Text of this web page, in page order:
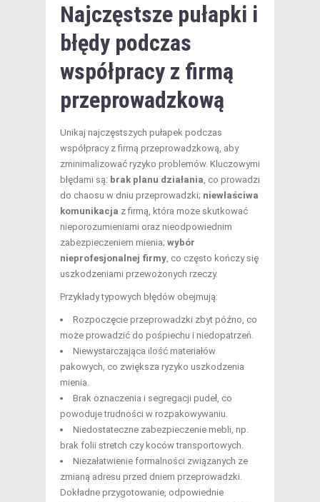
Najczęstsze pułapki i
błędy podczas
współpracy z firmą
przeprowadzkową
Unikaj najczęstszych pułapek podczas
współpracy z firmą przeprowadzkową, aby
zminimalizować ryzyko problemów. Kluczowymi
błędami są: brak planu działania, co prowadzi
do chaosu w dniu przeprowadzki; niewłaściwa
komunikacja z firmą, która może skutkować
nieporozumieniami oraz nieodpowiednim
zabezpieczeniem mienia; wybór
nieprofesjonalnej firmy, co często kończy się
uszkodzeniami przewożonych rzeczy.
Przykłady typowych błędów obejmują:
Rozpoczęcie przeprowadzki zbyt późno, co
może prowadzić do pośpiechu i niedopatrzeń.
Niewystarczająca ilość materiałów
pakowych, co zwiększa ryzyko uszkodzenia
mienia.
Brak oznaczenia i segregacji pudeł, co
powoduje trudności w rozpakowywaniu.
Niedostateczne zabezpieczenie mebli, np.
brak folii stretch czy koców transportowych.
Niezałatwienie formalności związanych ze
zmianą adresu przed dniem przeprowadzki.
Dokładne przygotowanie, odpowiednie